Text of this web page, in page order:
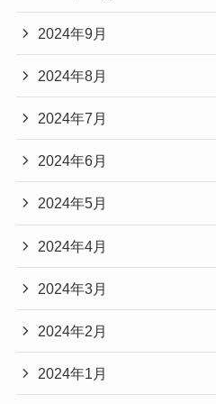
2024年9月
2024年8月
2024年7月
2024年6月
2024年5月
2024年4月
2024年3月
2024年2月
2024年1月